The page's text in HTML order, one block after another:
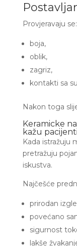
Provjeravaju se:
boja,
oblik,
zagriz,
kontakti sa
Nakon toga
Keramicke
kažu
Kada istražuju
pretražuju
iskustva.
Najčešće
prirodan
povećano
sigurnost
lakše